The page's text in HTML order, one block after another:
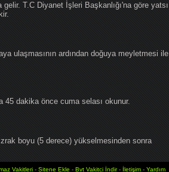
T.C Diyanet İşleri Başkanlığı'na göre yatsı
ulaşmasının ardından doğuya meyletmesi ile
45 dakika önce cuma selası okunur.
boyu (5 derece) yükselmesinden sonra
Vakitleri - Sitene Ekle - Bvt Vakitci İndir- İletişim - Yardım